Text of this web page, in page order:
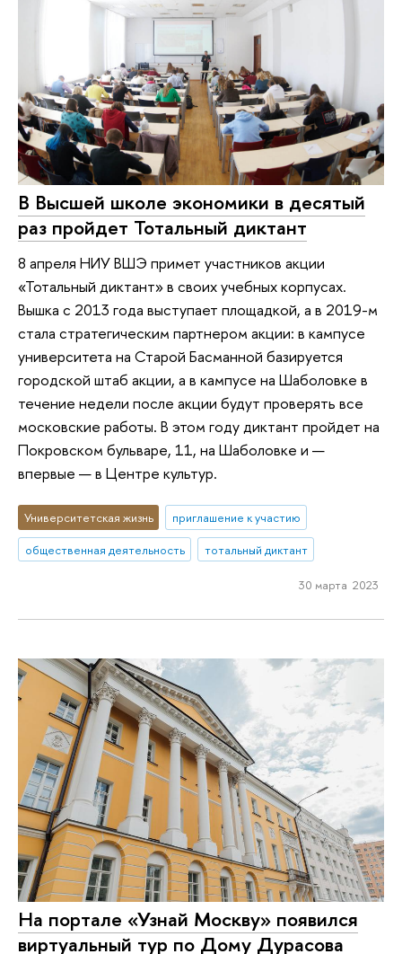
В Высшей школе экономики в десятый
раз пройдет Тотальный диктант
8 апреля НИУ ВШЭ примет участников акции
«Тотальный диктант» в своих учебных корпусах.
Вышка с 2013 года выступает площадкой, а в 2019-м
стала стратегическим партнером акции: в кампусе
университета на Старой Басманной базируется
городской штаб акции, а в кампусе на Шаболовке в
течение недели после акции будут проверять все
московские работы. В этом году диктант пройдет на
Покровском бульваре, 11, на Шаболовке и —
впервые — в Центре культур.
Университетская жизнь
приглашение к участию
общественная деятельность
тотальный диктант
30 марта 2023
На портале «Узнай Москву» появился
виртуальный тур по Дому Дурасова